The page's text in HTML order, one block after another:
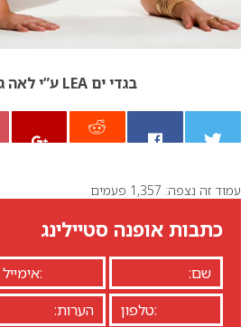
בגדי ים LEA ע”י לאה גוטליב.
0
עמוד זה נצפה: 1,357 פעמים
כתבות אופנה סטיילינג